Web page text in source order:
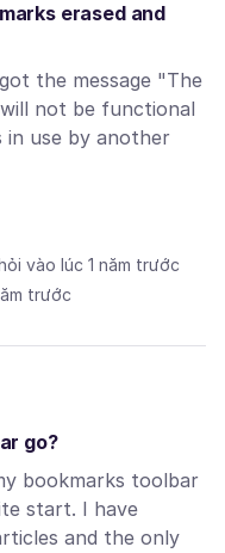
erased and
the message "The
not be functional
in use by another
vào lúc 1 năm trước
trước
go?
bookmarks toolbar
start. I have
and the only